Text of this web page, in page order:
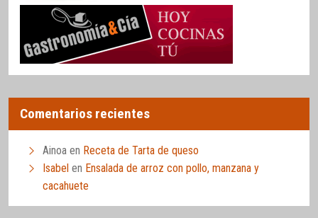
Comentarios recientes
Ainoa en Receta de Tarta de queso
Isabel en Ensalada de arroz con pollo, manzana y
cacahuete